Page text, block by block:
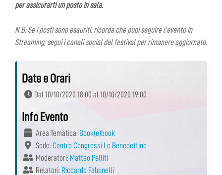
per assicurarti un posto in sala.
N.B: Se i posti sono esauriti, ricorda che puoi seguire l’evento in
Streaming, segui i canali social del festival per rimanere aggiornato.
Date e Orari
Dal 10/10/2020 18:00 al 10/10/2020 19:00
Info Evento
Area Tematica: Book(e)book
Sede: Centro Congressi Le Benedettine
Moderatori: Matteo Pelliti
Relatori: Riccardo Falcinelli